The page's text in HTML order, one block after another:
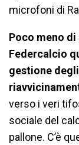
microfoni di
Poco meno
Federcalcio
gestione
verso i veri
sociale del
pallone. C’è